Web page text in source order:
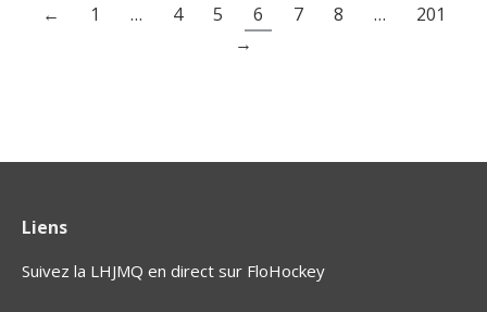
← 1 … 4 5 6 7 8 …
201
→
Liens
Suivez la LHJMQ en direct sur FloHockey